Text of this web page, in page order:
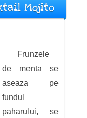
Mojito
Frunzele
de menta se
aseaza pe
fundul
paharului, se